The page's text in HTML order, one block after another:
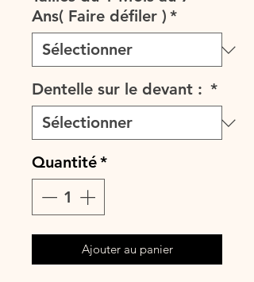
Ans( Faire défiler ) *
Dentelle sur le devant : *
Quantité*
Ajouter au panier